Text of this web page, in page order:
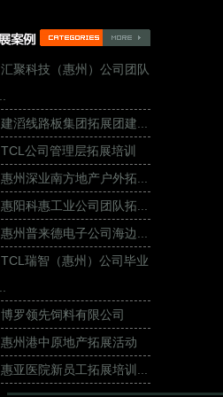
汇聚科技（惠州）公司团队
建滔线路板集团拓展团建...
TCL公司管理层拓展培训
惠州深业南方地产户外拓...
惠阳科惠工业公司团队拓...
惠州普来德电子公司海边...
TCL瑞智（惠州）公司毕业
博罗领先饲料有限公司
惠州港中原地产拓展活动
惠亚医院新员工拓展培训...